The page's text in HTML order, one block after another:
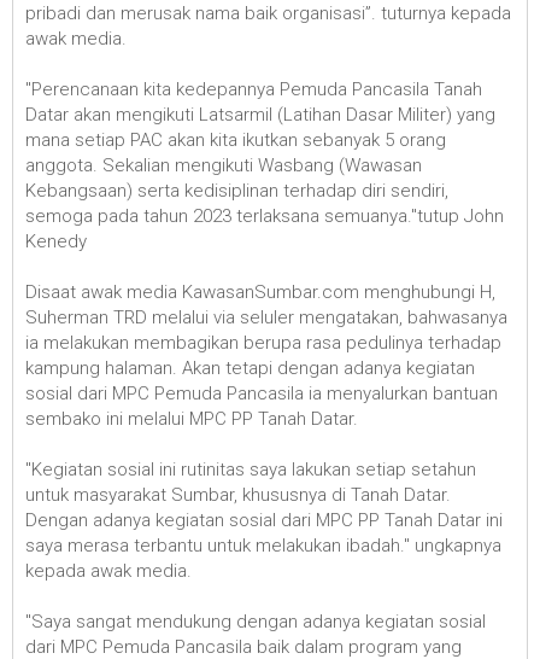
pribadi dan merusak nama baik organisasi”. tuturnya kepada
awak media.
"Perencanaan kita kedepannya Pemuda Pancasila Tanah
Datar akan mengikuti Latsarmil (Latihan Dasar Militer) yang
mana setiap PAC akan kita ikutkan sebanyak 5 orang
anggota. Sekalian mengikuti Wasbang (Wawasan
Kebangsaan) serta kedisiplinan terhadap diri sendiri,
semoga pada tahun 2023 terlaksana semuanya."tutup John
Kenedy
Disaat awak media KawasanSumbar.com menghubungi H,
Suherman TRD melalui via seluler mengatakan, bahwasanya
ia melakukan membagikan berupa rasa pedulinya terhadap
kampung halaman. Akan tetapi dengan adanya kegiatan
sosial dari MPC Pemuda Pancasila ia menyalurkan bantuan
sembako ini melalui MPC PP Tanah Datar.
"Kegiatan sosial ini rutinitas saya lakukan setiap setahun
untuk masyarakat Sumbar, khususnya di Tanah Datar.
Dengan adanya kegiatan sosial dari MPC PP Tanah Datar ini
saya merasa terbantu untuk melakukan ibadah." ungkapnya
kepada awak media.
"Saya sangat mendukung dengan adanya kegiatan sosial
dari MPC Pemuda Pancasila baik dalam program yang